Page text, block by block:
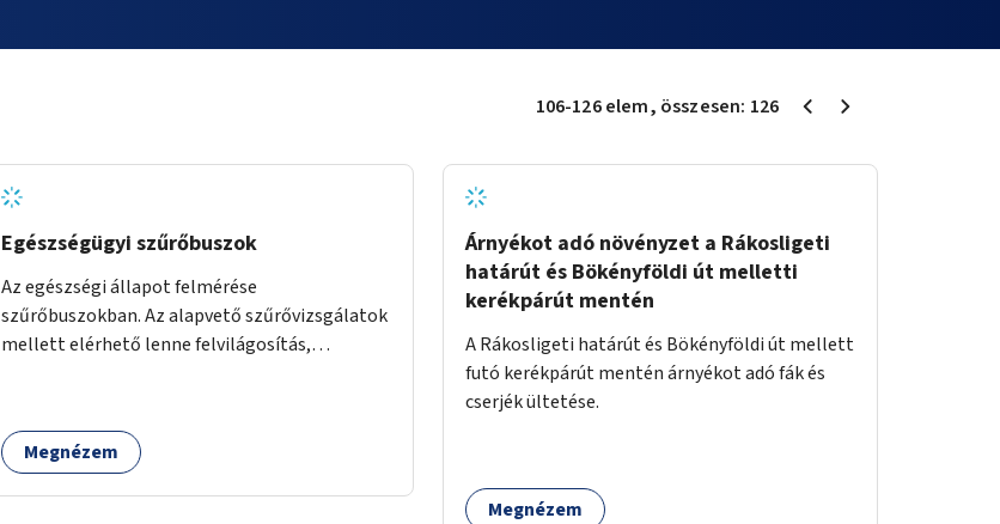
106-126elem, összesen: 126
Egészségügyi szűrőbuszok
Az egészségi állapot felmérése
szűrőbuszokban. Az alapvető szűrővizsgálatok
mellett elérhető lenne felvilágosítás,
szenvedélybetegek támogatása.
Megnézem
Árnyékot adó növényzet a Rákosligeti
határút és Bökényföldi út melletti
kerékpárút mentén
A Rákosligeti határút és Bökényföldi út mellett
futó kerékpárút mentén árnyékot adó fák és
cserjék ültetése.
Megnézem